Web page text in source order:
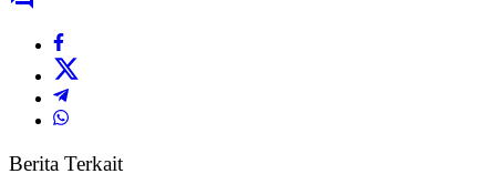
Berita Terkait